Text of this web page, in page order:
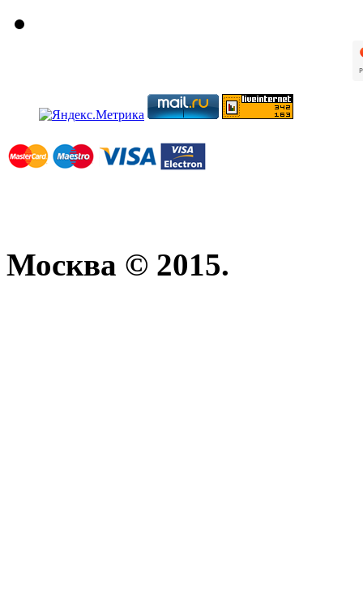
Москва © 2015.